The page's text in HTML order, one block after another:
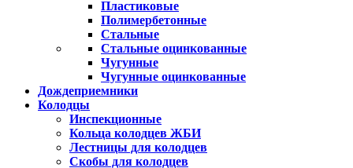
Пластиковые
Полимербетонные
Стальные
Стальные оцинкованные
Чугунные
Чугунные оцинкованные
Дождеприемники
Колодцы
Инспекционные
Кольца колодцев ЖБИ
Лестницы для колодцев
Скобы для колодцев